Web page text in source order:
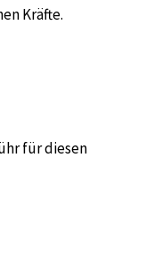
Kräfte.
für diesen